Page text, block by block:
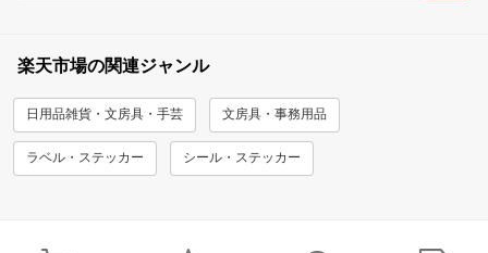
楽天市場の関連ジャンル
日用品雑貨・文房具・手芸 文房具・事務用品
ラベル・ステッカー シール・ステッカー